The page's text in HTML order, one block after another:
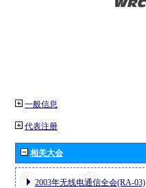
一般信息
代表注册
相关大会
2003年无线电通信全会(RA-03)